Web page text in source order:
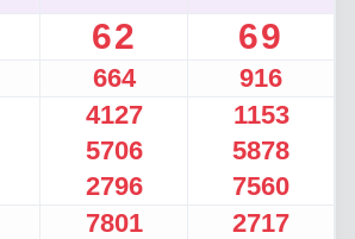
62 69
664 916
4127
5706
2796
1153
5878
7560
7801 2717